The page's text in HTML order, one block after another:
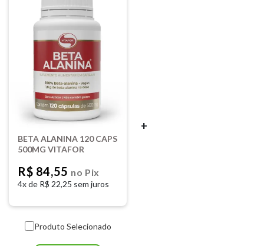
BETA ALANINA 120 CAPS
500MG VITAFOR
R$ 84,55 no Pix
4x de R$ 22,25 sem juros
Produto Selecionado
+